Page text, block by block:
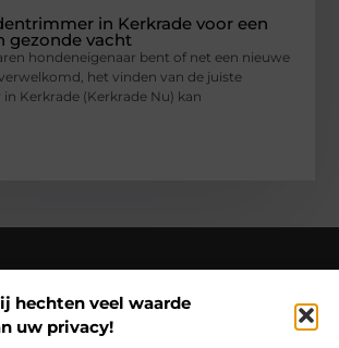
hechten veel waarde
uw privacy!
in Kerkrade voor een
gezonde vacht
hondeneigenaar bent of net een nieuwe
het vinden van de juiste
Kerkrade (Kerkrade Nu) kan
in beweging – verhalen voor elke dag.